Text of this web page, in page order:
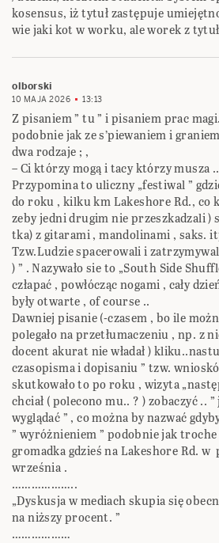
kosensus, iż tytuł zastępuje
wie jaki kot w worku, ale worek z
olborski
10 MAJA 2026 13:13
Z pisaniem ” tu ” i pisaniem prac
podobnie jak ze s’piewaniem i
dwa rodzaje ; ,
– Ci którzy mogą i tacy którzy musza ..
Przypomina to uliczny „festiwal ”
do roku , kilku km Lakeshore Rd., co
zeby jedni drugim nie przeszkadzali )
tka) z gitarami , mandolinami , saks.
Tzw.Ludzie spacerowali i
) ” . Nazywało sie to „South Side
człapać , powłócząc nogami , cały
były otwarte , of course ..
Dawniej pisanie (-czasem , bo ile
polegało na przetłumaczeniu , np. z
docent akurat nie władał )
czasopisma i dopisaniu ” tzw.
skutkowało to po roku , wizyta
chciał ( polecono mu.. ? ) zobaczyć ..
wyglądać ” , co można by nazwać
” wyróżnieniem ” podobnie jak
gromadka gdzieś na Lakeshore Rd. w
września .
………………..
„Dyskusja w mediach skupia się
na niższy procent. ”
………………